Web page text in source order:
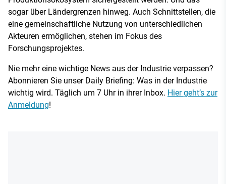
sogar über Ländergrenzen hinweg. Auch Schnittstellen, die
eine gemeinschaftliche Nutzung von unterschiedlichen
Akteuren ermöglichen, stehen im Fokus des
Forschungsprojektes.
Nie mehr eine wichtige News aus der Industrie verpassen?
Abonnieren Sie unser Daily Briefing: Was in der Industrie
wichtig wird. Täglich um 7 Uhr in ihrer Inbox. Hier geht’s zur
Anmeldung!